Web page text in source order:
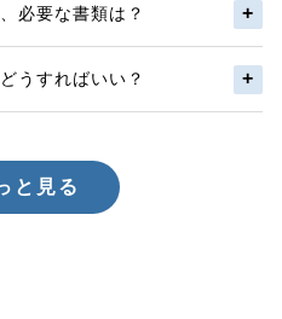
必要な書類は？
うすればいい？
と見る